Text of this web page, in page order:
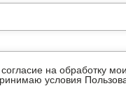
на обработку
условия